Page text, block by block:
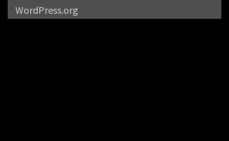
WordPress.org